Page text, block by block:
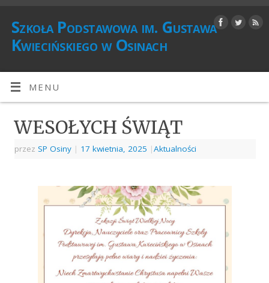
Szkoła Podstawowa im. Gustawa
Kwiecińskiego w Osinach
MENU
WESOŁYCH ŚWIĄT
przez SP Osiny | 17 kwietnia, 2025 |Aktualności